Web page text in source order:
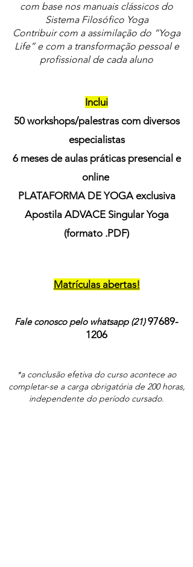
com base nos manuais clássicos do
Sistema Filosófico Yoga
Contribuir com a assimilação do “Yoga
Life” e com a transformação pessoal e
profissional de cada aluno
Inclui
50 workshops/palestras com diversos
especialistas
6 meses de aulas práticas presencial e
online
PLATAFORMA DE YOGA exclusiva
Apostila ADVACE Singular Yoga
(formato .PDF)
Matrículas abertas!
Fale conosco pelo whatsapp (21)97689-
1206
*a conclusão efetiva do curso acontece ao
completar-se a carga obrigatória de 200 horas,
independente do período cursado.